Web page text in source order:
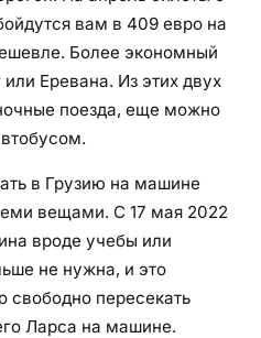
вам в 409 евро на
Более экономный
Еревана. Из этих двух
поезда, еще можно
в Грузию на машине
вещами. С 17 мая 2022
вроде учебы или
не нужна, и это
свободно пересекать
Ларса на машине.